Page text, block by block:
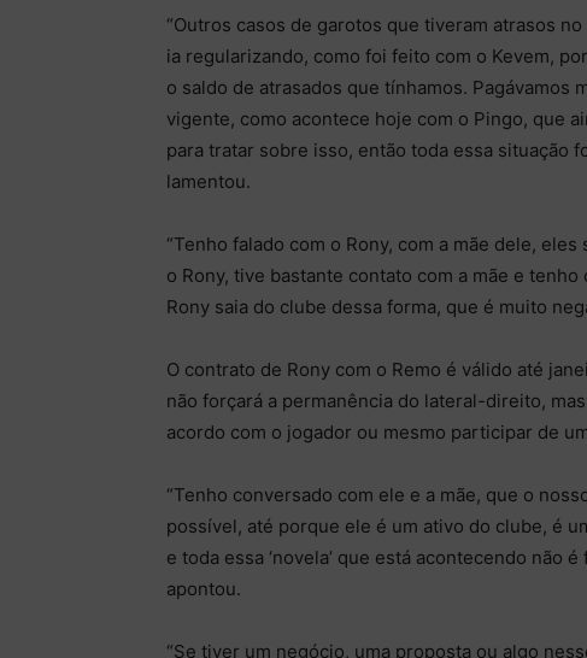
“Outros casos de garotos que tiveram atrasos
ia regularizando, como foi feito com o Kevem,
o saldo de atrasados que tínhamos. Pagávamos
vigente, como acontece hoje com o Pingo, que
para tratar sobre isso, então toda essa situação
lamentou.
“Tenho falado com o Rony, com a mãe dele,
o Rony, tive bastante contato com a mãe e
Rony saia do clube dessa forma, que é muito
O contrato de Rony com o Remo é válido até
não forçará a permanência do lateral-direito,
acordo com o jogador ou mesmo participar de
“Tenho conversado com ele e a mãe, que o
possível, até porque ele é um ativo do clube, é
e toda essa ‘novela’ que está acontecendo não
apontou.
“Se tiver um negócio, uma proposta ou algo